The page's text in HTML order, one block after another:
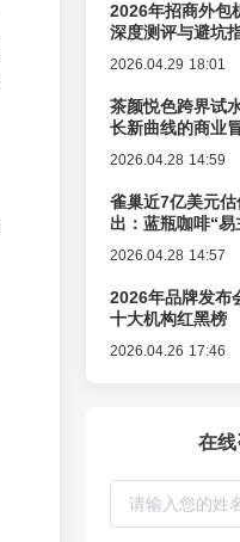
2026年招商外包
深度测评与避坑
2026.04.29 18:01
茶颜悦色跨界试
长新曲线的商业
2026.04.28 14:59
雀巢近7亿美元
出：蓝瓶咖啡“
2026.04.28 14:57
2026年品牌发布
十大机构红黑榜
2026.04.26 17:46
在